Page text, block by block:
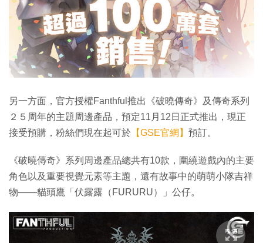
另一方面，官方授權Fanthful推出《破曉傳奇》及傳奇系列
２５周年的主題周邊產品，預定11月12日正式推出，現正
接受預購，粉絲們現在起可於 【GSE官網】 預訂。
《破曉傳奇》系列周邊產品總共有10款，圍繞遊戲內的主要
角色以及重要視覺元素等主題，還有故事中的萌萌小隊吉祥
物——貓頭鷹「伏露露（FURURU）」公仔。